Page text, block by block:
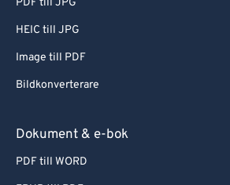
PDF till JPG
HEIC till JPG
Image till PDF
Bildkonverterare
Dokument & e-bok
PDF till WORD